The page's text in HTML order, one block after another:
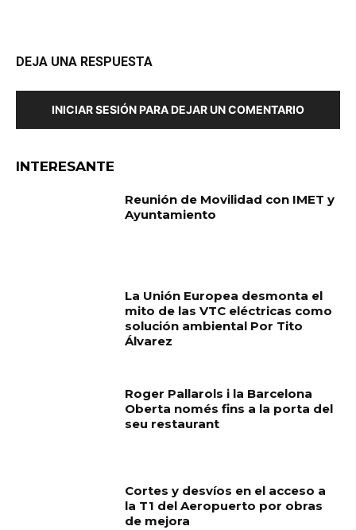
DEJA UNA RESPUESTA
INICIAR SESIÓN PARA DEJAR UN COMENTARIO
INTERESANTE
Reunión de Movilidad con IMET y
Ayuntamiento
La Unión Europea desmonta el
mito de las VTC eléctricas como
solución ambiental Por Tito
Álvarez
Roger Pallarols i la Barcelona
Oberta només fins a la porta del
seu restaurant
Cortes y desvíos en el acceso a
la T1 del Aeropuerto por obras
de mejora